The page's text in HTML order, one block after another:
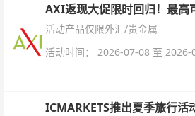
AXI返现大促限时回归！最高
活动产品仅限外汇/贵金属
活动时间： 2026-07-08 至 2026-
ICMARKETS推出夏季旅行活